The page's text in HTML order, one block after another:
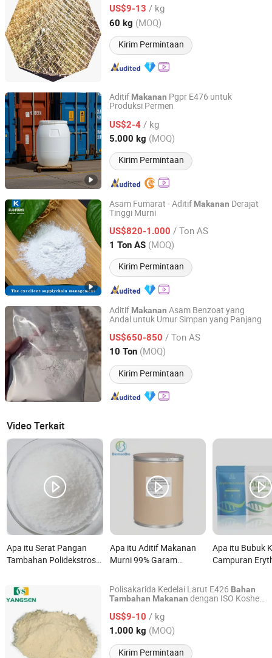
US$9-13 / kg
60 kg (MOQ)
Kirim Permintaan
Xiamen Yasin Industry & Trade Co., Ltd.
Fujian, China Harga mulai 2020
Aditif Makanan Pgpr E476 untuk
Produksi Permen
US$2-4 / kg
5.000 kg (MOQ)
Kirim Permintaan
Shanghai Richem International Co., Ltd.
Shanghai, China Harga mulai 2026
Asam Fumarat - Aditif Makanan Derajat
Tinggi Murni
US$820-1.000 / Ton AS
1 Ton AS (MOQ)
Kirim Permintaan
Shandong Chemic Chemical Co., Ltd.
Shandong, China Harga mulai 2024
Aditif Makanan Asam Benzoat yang
Andal untuk Umur Simpan yang Panjang
US$650-850 / Ton AS
10 Ton (MOQ)
Kirim Permintaan
Tianjin Jilian Technology Co., Ltd.
Tianjin, China Harga mulai 2024
Video Terkait
Apa itu Serat Pangan
Tambahan Polidekstrosa
Larut
Apa itu Aditif Makanan
Murni 99% Garam
Penuaan Antioksidan
untuk Memori & Fokus
Apa itu Bubuk
Campuran
Tanpa Rasa
Pemanis
Polisakarida Kedelai Larut E426 Bahan
Tambahan Makanan dengan ISO Kosher
US$9-10 / kg
1.000 kg (MOQ)
Kirim Permintaan
Henan Yangsen Chemical Technology Co., Ltd
Henan, China Harga mulai 2025